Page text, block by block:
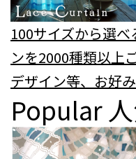
100サイズから選
ンを2000種類以上
デザイン等、お好
Popular